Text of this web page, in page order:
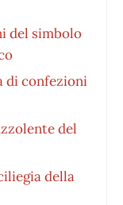
del simbolo
di confezioni
del
della